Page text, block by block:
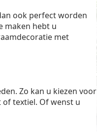
ook perfect worden
maken hebt u
met
Zo kan u kiezen voor
textiel. Of wenst u